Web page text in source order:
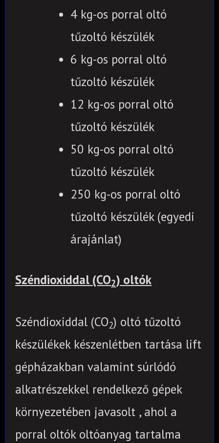
4 kg-os porral oltó
tűzoltó készülék
6 kg-os porral oltó
tűzoltó készülék
12 kg-os porral oltó
tűzoltó készülék
50 kg-os porral oltó
tűzoltó készülék
250 kg-os porral oltó
tűzoltó készülék (egyedi
árajánlat)
Széndioxiddal (CO2) oltók
Széndioxiddal (CO2) oltó tűzoltó
készülékek készenlétben tartása lift
gépházakban valamint súrlódó
alkatrészekkel rendelkező gépek
környezetében javasolt , ahol a
porral oltók oltóanyag tartalma